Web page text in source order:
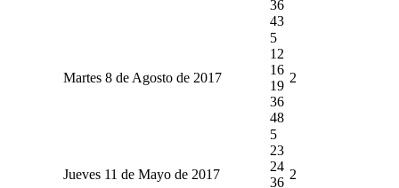
36
43
Martes 8 de Agosto de 2017
5
12
16
19
36
48
2
Jueves 11 de Mayo de 2017
5
23
24
36
2